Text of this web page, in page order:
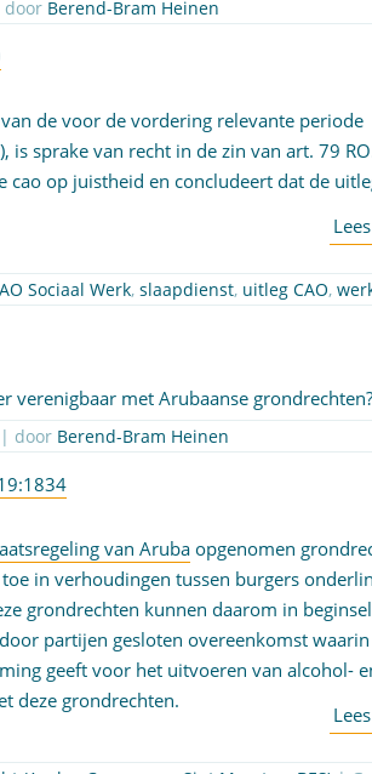
door Berend-Bram Heinen
de voor de vordering relevante periode
is sprake van recht in de zin van art. 79
cao op juistheid en concludeert dat de
Sociaal Werk,slaapdienst, uitleg CAO,
verenigbaar met Arubaanse grondrechten?
| door Berend-Bram Heinen
van Arubaopgenomen
in verhoudingen tussen burgers
grondrechten kunnen daarom in
partijen gesloten overeenkomst
geeft voor het uitvoeren van alcohol-
deze grondrechten.